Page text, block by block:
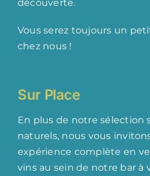
découverte.
Vous serez toujours un
chez nous !
Sur Place
En plus de notre sélection
naturels, nous vous
expérience complète en
vins au sein de notre bar à